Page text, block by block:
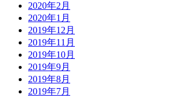
2020年2月
2020年1月
2019年12月
2019年11月
2019年10月
2019年9月
2019年8月
2019年7月